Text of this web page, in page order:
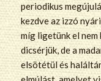
periodikus
kezdve az izzó
míg ligetünk el nem
dicsérjük, de a
elsötétül és